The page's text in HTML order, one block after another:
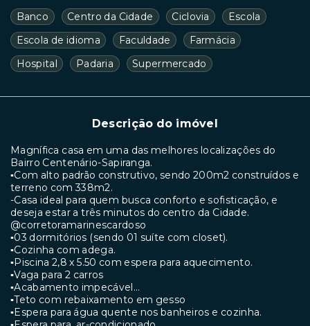
Banco Centro da Cidade Ciclovia
Escola
Escola de idioma
Faculdade
Farmácia
Hospital
Padaria Supermercado
Descrição do imóvel
Magnífica casa em uma das melhores localizações do
Bairro Centenário-Sapiranga.
▪︎Com alto padrão construtivo, sendo 200m2 construídos e
terreno com 338m2.
-Casa ideal para quem busca conforto e sofisticação, e
deseja estar a três minutos do centro da Cidade.
@corretoramarinescardoso
▪︎03 dormitórios (sendo 01 suíte com closet).
▪︎Cozinha com adega.
▪︎Piscina 2,8 x 5.50 com espera para aquecimento.
▪︎Vaga para 2 carros
▪︎Acabamento impecável…
▪︎Teto com rebaixamento em gesso
▪︎Espera para água quente nos banheiros e cozinha.